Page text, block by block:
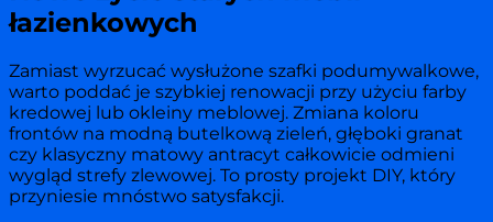
łazienkowych
Zamiast wyrzucać wysłużone szafki podumywalkowe,
warto poddać je szybkiej renowacji przy użyciu farby
kredowej lub okleiny meblowej. Zmiana koloru
frontów na modną butelkową zieleń, głęboki granat
czy klasyczny matowy antracyt całkowicie odmieni
wygląd strefy zlewowej. To prosty projekt DIY, który
przyniesie mnóstwo satysfakcji.